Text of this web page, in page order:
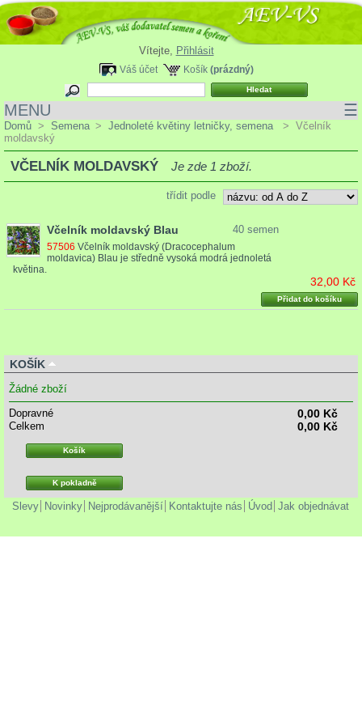
Vítejte, Přihlásit
Košík (prázdný)
Váš účet
MENU ☰
Domů > Semena > Jednoleté květiny letničky, semena > Včelník
moldavský
VČELNÍK MOLDAVSKÝ Je zde 1 zboží.
třídit podle
Včelník moldavský Blau 40 semen
57506 Včelník moldavský (Dracocephalum
moldavica) Blau je středně vysoká modrá jednoletá
květina.
32,00 Kč
Přidat do košíku
KOŠÍK
Žádné zboží
Dopravné
0,00 Kč
Celkem 0,00 Kč
Košík
K pokladně
Slevy Novinky Nejprodávanější Kontaktujte nás Úvod Jak objednávat